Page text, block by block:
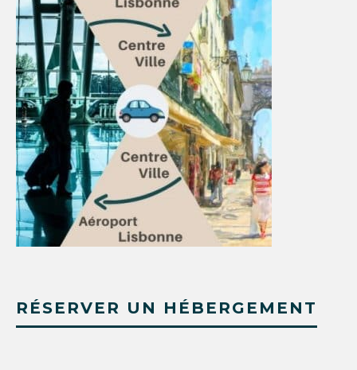
RÉSERVER UN HÉBERGEMENT